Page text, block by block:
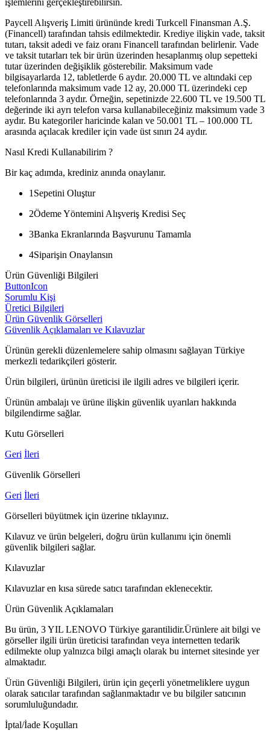
işlemlerini gerçekleştirebilirsin.
Paycell Alışveriş Limiti ürününde kredi Turkcell Finansman A.Ş.
(Financell) tarafından tahsis edilmektedir. Krediye ilişkin vade, taksit
tutarı, taksit adedi ve faiz oranı Financell tarafından belirlenir. Vade
ve taksit tutarları tek bir ürün üzerinden hesaplanmış olup sepetteki
tutar üzerinden değişiklik gösterebilir. Maksimum vade
bilgisayarlarda 12, tabletlerde 6 aydır. 20.000 TL ve altındaki cep
telefonlarında maksimum vade 12 ay, 20.000 TL üzerindeki cep
telefonlarında 3 aydır. Örneğin, sepetinizde 22.600 TL ve 19.500 TL
değerinde iki ayrı telefon varsa kullanabileceğiniz maksimum vade 3
aydır. Bu kategoriler haricinde kalan ve 50.001 TL – 100.000 TL
arasında açılacak krediler için vade üst sınırı 24 aydır.
Nasıl Kredi Kullanabilirim ?
Bir kaç adımda, krediniz anında onaylanır.
1 Sepetini Oluştur
2Ödeme Yöntemini Alışveriş Kredisi Seç
3Banka Ekranlarında Başvurunu Tamamla
4Siparişin Onaylansın
Ürün Güvenliği Bilgileri
ButtonIcon
Sorumlu Kişi
Üretici Bilgileri
Ürün Güvenlik Görselleri
Güvenlik Açıklamaları ve Kılavuzlar
Ürünün gerekli düzenlemelere sahip olmasını sağlayan Türkiye
merkezli tedarikçileri gösterir.
Ürün bilgileri, ürünün üreticisi ile ilgili adres ve bilgileri içerir.
Ürünün ambalajı ve ürüne ilişkin güvenlik uyarıları hakkında
bilgilendirme sağlar.
Kutu Görselleri
Geri İleri
Güvenlik Görselleri
Geri İleri
Görselleri büyütmek için üzerine tıklayınız.
Kılavuz ve ürün belgeleri, doğru ürün kullanımı için önemli
güvenlik bilgileri sağlar.
Kılavuzlar
Kılavuzlar en kısa sürede satıcı tarafından eklenecektir.
Ürün Güvenlik Açıklamaları
Bu ürün, 3 YIL LENOVO Türkiye garantilidir.Ürünlere ait bilgi ve
görseller ilgili ürün üreticisi tarafından veya internetten tedarik
edilmekte olup yalnızca bilgi amaçlı olarak bu internet sitesinde yer
almaktadır.
Ürün Güvenliği Bilgileri, ürün için geçerli yönetmeliklere uygun
olarak satıcılar tarafından sağlanmaktadır ve bu bilgiler satıcının
sorumluluğundadır.
İptal/İade Koşulları